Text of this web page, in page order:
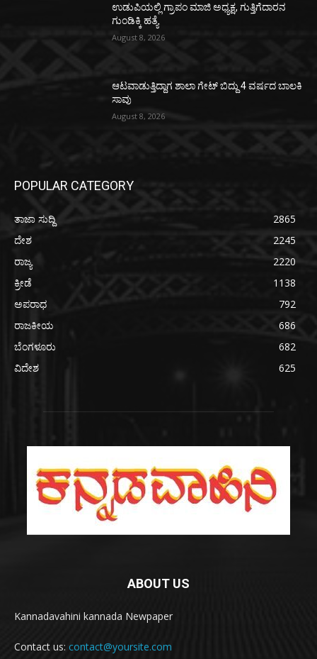
ಉಡುಪಿಯಲ್ಲಿ ಗ್ರಾಪಂ ಮಾಜಿ ಅಧ್ಯಕ್ಷ, ಗುತ್ತಿಗೆದಾರನ
ಗುಂಡಿಕ್ಕಿ ಹತ್ಯೆ
August 8, 2026
ಆಟವಾಡುತ್ತಿದ್ದಾಗ ಶಾಲಾ ಗೇಟ್‌ ಬಿದ್ದು 4 ವರ್ಷದ ಬಾಲಕಿ
ಸಾವು
August 8, 2026
POPULAR CATEGORY
ತಾಜಾ ಸುದ್ದಿ
2865
ದೇಶ
2245
ರಾಜ್ಯ
2220
ಕ್ರೀಡೆ
1138
ಅಪರಾಧ
792
ರಾಜಕೀಯ
686
ಬೆಂಗಳೂರು
682
ವಿದೇಶ
625
ABOUT US
Kannadavahini kannada Newpaper
Contact us: contact@yoursite.com